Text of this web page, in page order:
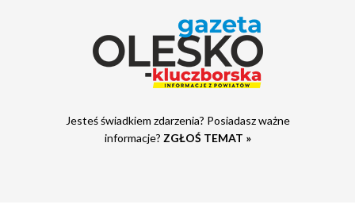
Jesteś świadkiem zdarzenia? Posiadasz ważne
informacje? ZGŁOŚ TEMAT »